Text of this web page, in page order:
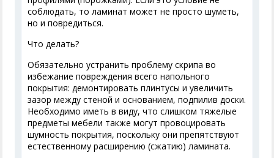
соблюдать, то ламинат может не просто шуметь,
но и повредиться.
Что делать?
Обязательно устранить проблему скрипа во
избежание повреждения всего напольного
покрытия: демонтировать плинтусы и увеличить
зазор между стеной и основанием, подпилив доски.
Необходимо иметь в виду, что слишком тяжелые
предметы мебели также могут провоцировать
шумность покрытия, поскольку они препятствуют
естественному расширению (сжатию) ламината.